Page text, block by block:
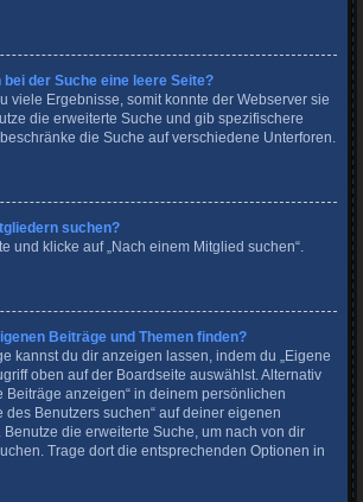
der Suche eine leere Seite?
viele Ergebnisse, somit konnte der Webserver sie
die erweiterte Suche und gib spezifischere
die Suche auf verschiedene Unterforen.
suchen?
und klicke auf „Nach einem Mitglied suchen“.
Beiträge und Themen finden?
kannst du dir anzeigen lassen, indem du „Eigene
oben auf der Boardseite auswählst. Alternativ
Beiträge anzeigen“ in deinem persönlichen
des Benutzers suchen“ auf deiner eigenen
die erweiterte Suche, um nach von dir
Trage dort die entsprechenden Optionen in